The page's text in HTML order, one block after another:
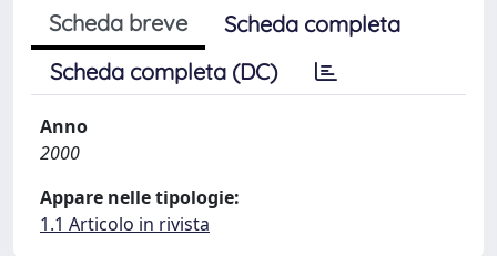
Scheda breve
Scheda completa
Scheda completa (DC)
Anno
2000
Appare nelle tipologie:
1.1 Articolo in rivista